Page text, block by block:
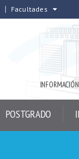
Facultades
POSTGRADO